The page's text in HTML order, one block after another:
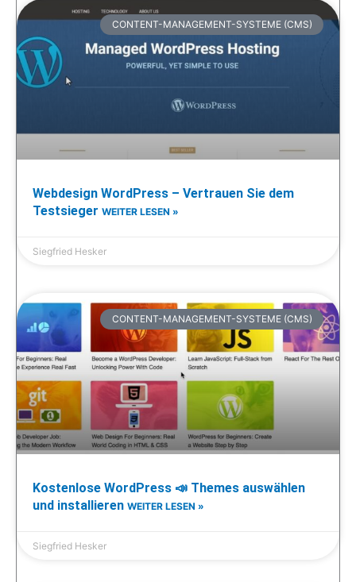
CONTENT-MANAGEMENT-SYSTEME (CMS)
Webdesign WordPress – Vertrauen Sie dem
Testsieger WEITER LESEN »
Siegfried Hesker
CONTENT-MANAGEMENT-SYSTEME (CMS)
Kostenlose WordPress 📣 Themes auswählen
und installieren WEITER LESEN »
Siegfried Hesker